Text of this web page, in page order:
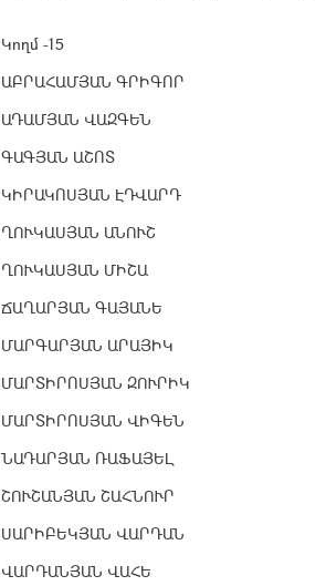
Կողմ -15
ԱԲՐԱՀԱՄՅԱՆ ԳՐԻԳՈՐ
ԱԴԱՄՅԱՆ ՎԱԶԳԵՆ
ԳԱԳՅԱՆ ԱՇՈՏ
ԿԻՐԱԿՈՍՅԱՆ ԷԴՎԱՐԴ
ՂՈՒԿԱՍՅԱՆ ԱՆՈՒՇ
ՂՈՒԿԱՍՅԱՆ ՄԻՇԱ
ՃԱՂԱՐՅԱՆ ԳԱՅԱՆԵ
ՄԱՐԳԱՐՅԱՆ ԱՐԱՅԻԿ
ՄԱՐՏԻՐՈՍՅԱՆ ԶՈՒՐԻԿ
ՄԱՐՏԻՐՈՍՅԱՆ ՎԻԳԵՆ
ՆԱԴԱՐՅԱՆ ՌԱՖԱՅԵԼ
ՇՈՒՇԱՆՅԱՆ ՇԱՀՆՈՒՐ
ՍԱՐԻԲԵԿՅԱՆ ՎԱՐԴԱՆ
ՎԱՐԴԱՆՅԱՆ ՎԱՀԵ